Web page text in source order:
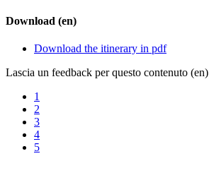
Download (en)
Download the itinerary in pdf
Lascia un feedback per questo contenuto (en)
1
2
3
4
5